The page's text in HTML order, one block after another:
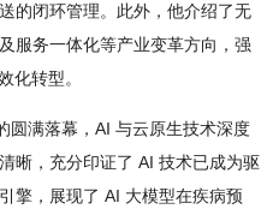
的闭环管理。此外，他介绍了无
服务一体化等产业变革方向，强
化转型。
圆满落幕，AI 与云原生技术深度
晰，充分印证了 AI 技术已成为驱
擎，展现了 AI 大模型在疾病预